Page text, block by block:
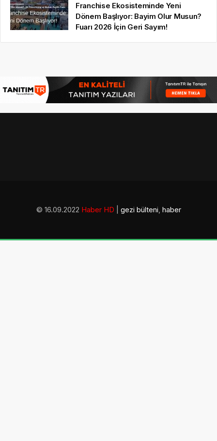
Franchise Ekosisteminde Yeni
Dönem Başlıyor: Bayim Olur Musun?
Fuarı 2026 İçin Geri Sayım!
© 16.09.2022 Haber HD gezi bülteni, haber